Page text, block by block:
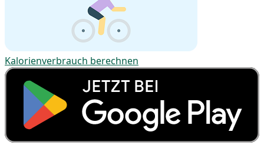
Kalorienverbrauch berechnen